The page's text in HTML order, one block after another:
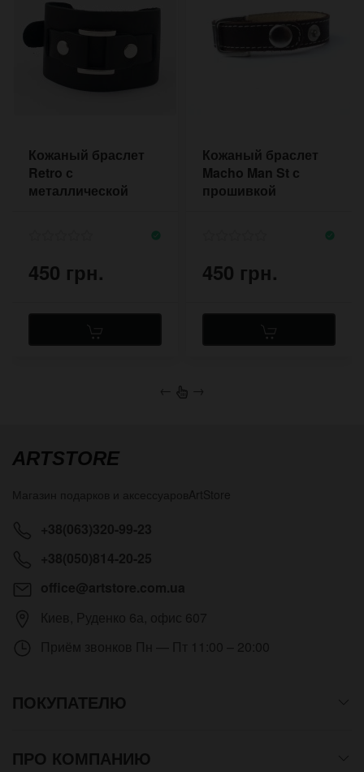
Кожаный браслет
Retro с
металлической
450 грн.
Кожаный браслет
Macho Man St с
прошивкой
450 грн.
← →
ARTSTORE
ПОКУПАТЕЛЮ
ПРО КОМПАНИЮ